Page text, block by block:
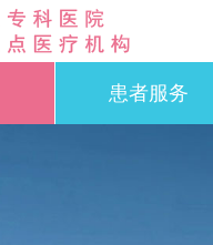
患者服务